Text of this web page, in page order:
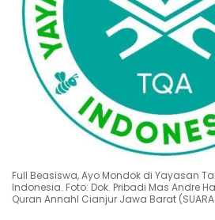
Full Beasiswa, Ayo Mondok di Yayasan
Indonesia. Foto: Dok. Pribadi Mas Andre
Quran Annahl Cianjur Jawa Barat (SUARA